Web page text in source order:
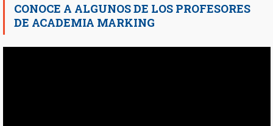
CONOCE A ALGUNOS DE LOS PROFESORES
DE ACADEMIA MARKING